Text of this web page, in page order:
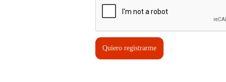
Quiero registrarme